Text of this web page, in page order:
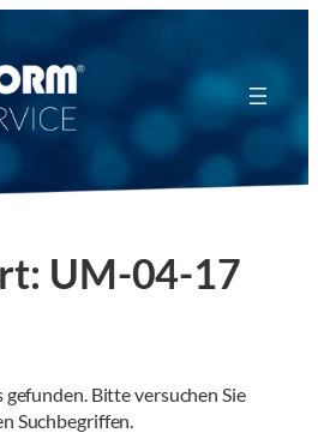
UM-04-17
Bitte versuchen Sie
Suchbegriffen.